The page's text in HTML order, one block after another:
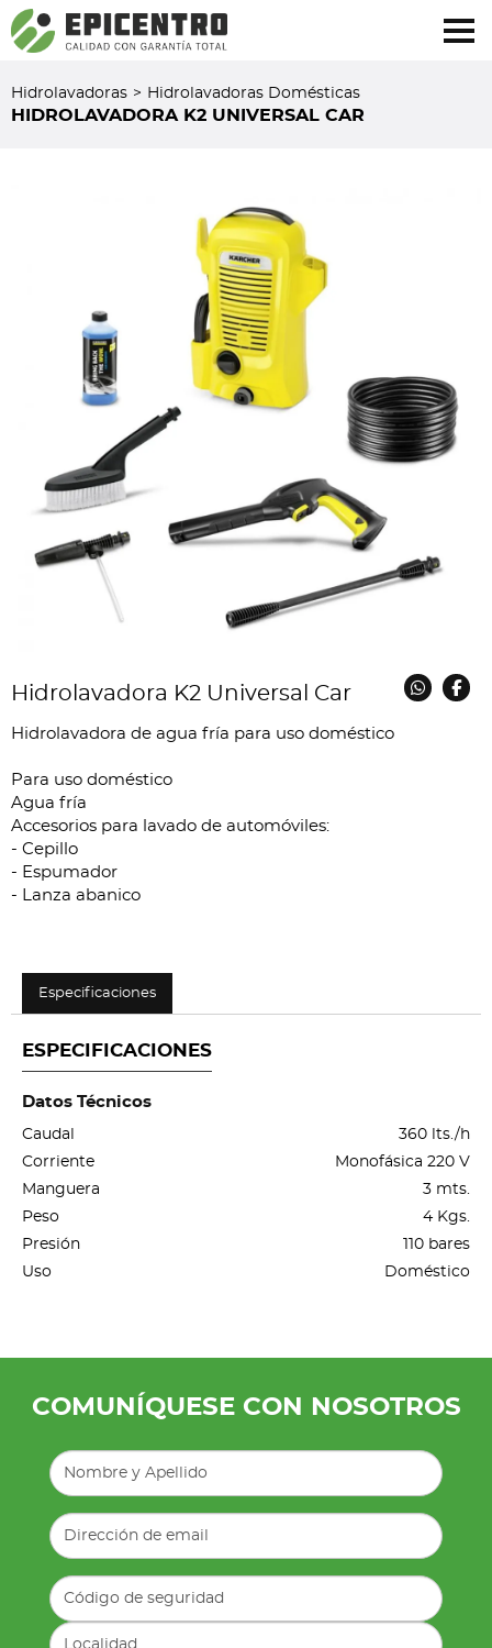
¿Olvidó su contraseña?Regístrese aquí
Hidrolavadoras > Hidrolavadoras Domésticas
HIDROLAVADORA K2 UNIVERSAL CAR
Hidrolavadora K2 Universal Car
Hidrolavadora de agua fría para uso doméstico
Para uso doméstico
Agua fría
Accesorios para lavado de automóviles:
- Cepillo
- Espumador
- Lanza abanico
Especificaciones
ESPECIFICACIONES
Datos Técnicos
Caudal
360 lts./h
Corriente
Monofásica 220 V
Manguera
3 mts.
Peso
4 Kgs.
Presión
110 bares
Uso
Doméstico
COMUNÍQUESE CON NOSOTROS